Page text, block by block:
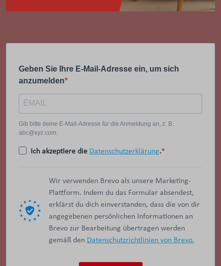
Geben Sie Ihre E-Mail-Adresse ein, um sich
anzumelden
Gib bitte deine E-Mail-Adresse für die Anmeldung an, z. B.
abc@xyz.com.
Ich akzeptiere die Datenschutzerklärung.
Wir verwenden Brevo als unsere Marketing-
Plattform. Indem du das Formular absendest,
erklärst du dich einverstanden, dass die von dir
angegebenen persönlichen Informationen an
Brevo zur Bearbeitung übertragen werden
gemäß den Datenschutzrichtlinien von Brevo.